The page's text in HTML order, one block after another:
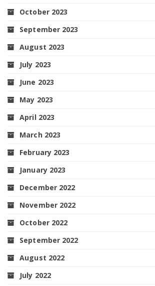
October 2023
September 2023
August 2023
July 2023
June 2023
May 2023
April 2023
March 2023
February 2023
January 2023
December 2022
November 2022
October 2022
September 2022
August 2022
July 2022